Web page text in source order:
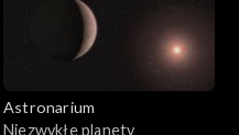
Astronarium
Niezwykłe planety